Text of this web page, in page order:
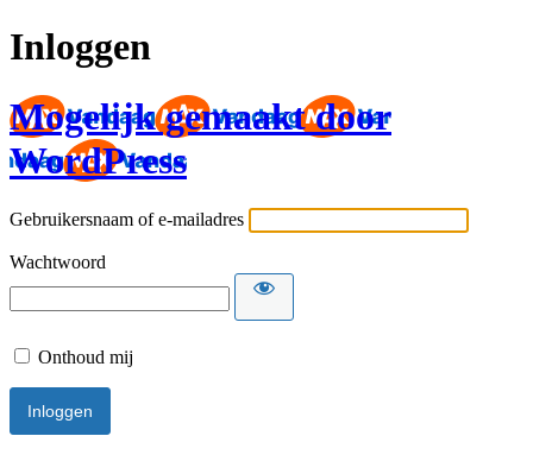
Inloggen
Mogelijk gemaakt door
WordPress
Gebruikersnaam of e-mailadres
Wachtwoord
Onthoud mij